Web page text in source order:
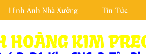
Hình Ảnh Nhà Xưởng Tin Tức